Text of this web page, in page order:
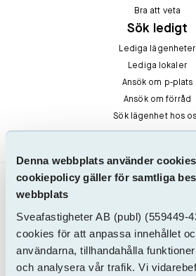
Denna webbplats använder
cookiepolicy gäller för samtliga
webbplats
Sveafastigheter AB (publ) (559449-
cookies för att anpassa innehållet
användarna, tillhandahålla
och analysera vår trafik. Vi
Bra att veta
Sök ledigt
Lediga lägenheter
Lediga lokaler
Ansök om p-plats
Ansök om förråd
Sök lägenhet hos